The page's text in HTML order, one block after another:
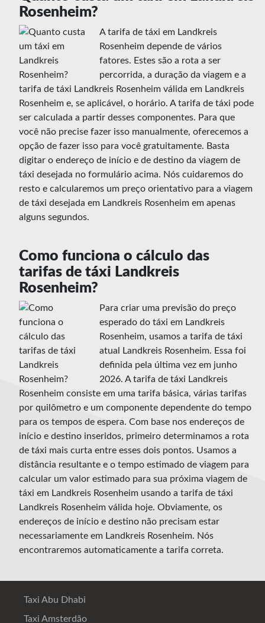
Rosenheim?
A tarifa de táxi em Landkreis
Rosenheim depende de vários
fatores. Estes são a rota a ser
percorrida, a duração da viagem e a
tarifa de táxi Landkreis Rosenheim válida em Landkreis
Rosenheim e, se aplicável, o horário. A tarifa de táxi pode
ser calculada a partir desses componentes. Para que
você não precise fazer isso manualmente, oferecemos a
opção de fazer isso para você gratuitamente. Basta
digitar o endereço de início e de destino da viagem de
táxi desejada no formulário acima. Nós cuidaremos do
resto e calcularemos um preço orientativo para a viagem
de táxi desejada em Landkreis Rosenheim em apenas
alguns segundos.
Como funciona o cálculo das
tarifas de táxi Landkreis
Rosenheim?
Para criar uma previsão do preço
esperado do táxi em Landkreis
Rosenheim, usamos a tarifa de táxi
atual Landkreis Rosenheim. Essa foi
definida pela última vez em junho
2026. A tarifa de táxi Landkreis
Rosenheim consiste em uma tarifa básica, várias tarifas
por quilômetro e um componente dependente do tempo
para os tempos de espera. Com base nos endereços de
início e destino inseridos, primeiro determinamos a rota
de táxi mais curta entre esses dois pontos. Usamos a
distância resultante e o tempo estimado de viagem para
calcular um valor estimado para sua próxima viagem de
táxi em Landkreis Rosenheim usando a tarifa de táxi
Landkreis Rosenheim válida hoje. Obviamente, os
endereços de início e destino não precisam estar
necessariamente em Landkreis Rosenheim. Nós
encontraremos automaticamente a tarifa correta.
Taxi Abu Dhabi
Taxi Amsterdão